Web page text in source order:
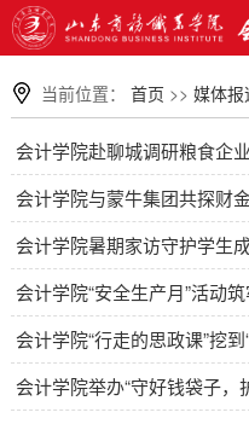
当前位置： 首页 >> 媒体报
会计学院暑期家访守护学生
会计学院“安全生产月”活动
会计学院“行走的思政课”挖到“